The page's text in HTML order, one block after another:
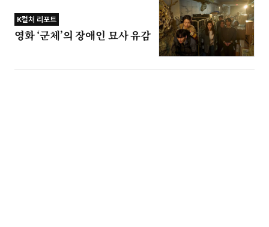
K컬처 리포트
영화 ‘군체’의 장애인 묘사 유감